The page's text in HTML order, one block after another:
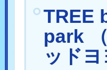
TREE
park
ッドヨ